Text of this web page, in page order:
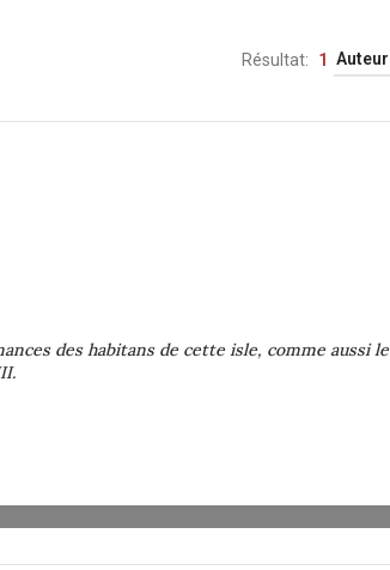
Résultat 1
des habitans de cette isle, comme aussi le